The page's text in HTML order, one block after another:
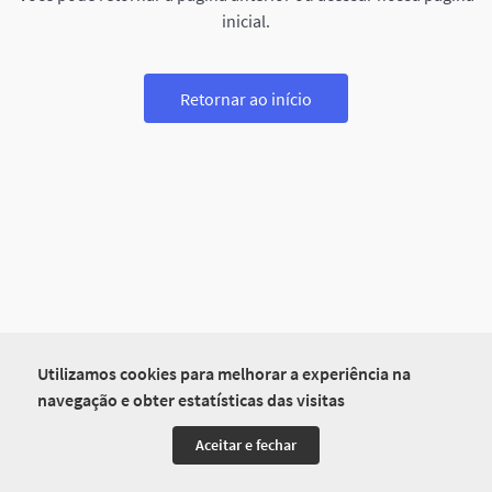
Utilizamos cookies para melhorar a experiência na
navegação e obter estatísticas das visitas
Aceitar e fechar
inicial.
Retornar ao início